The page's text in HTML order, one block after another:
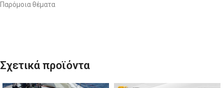
Παρόμοια θέματα
Σχετικά προϊόντα